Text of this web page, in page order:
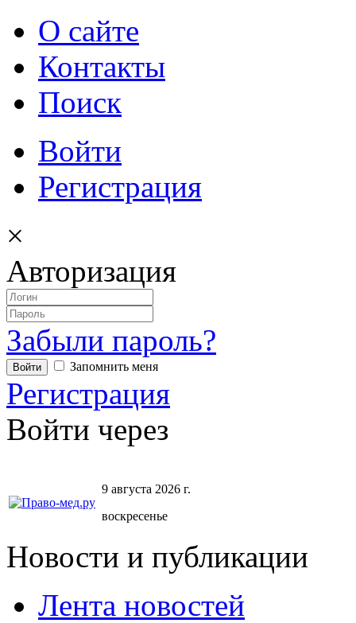
О сайте
Контакты
Поиск
Войти
Регистрация
×
Авторизация
Забыли пароль?
Запомнить меня
Регистрация
Войти через
9 августа 2026 г.
воскресенье
Новости и публикации
Лента новостей